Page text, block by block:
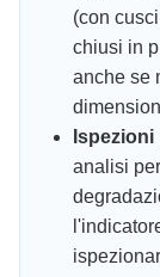
(con
chiusi in
anche se
analisi